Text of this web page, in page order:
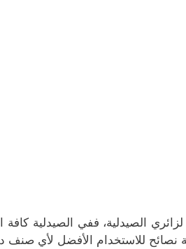
الصيدلية، ففي الصيدلية كافة
نصائح للاستخدام الأفضل لأي صنف